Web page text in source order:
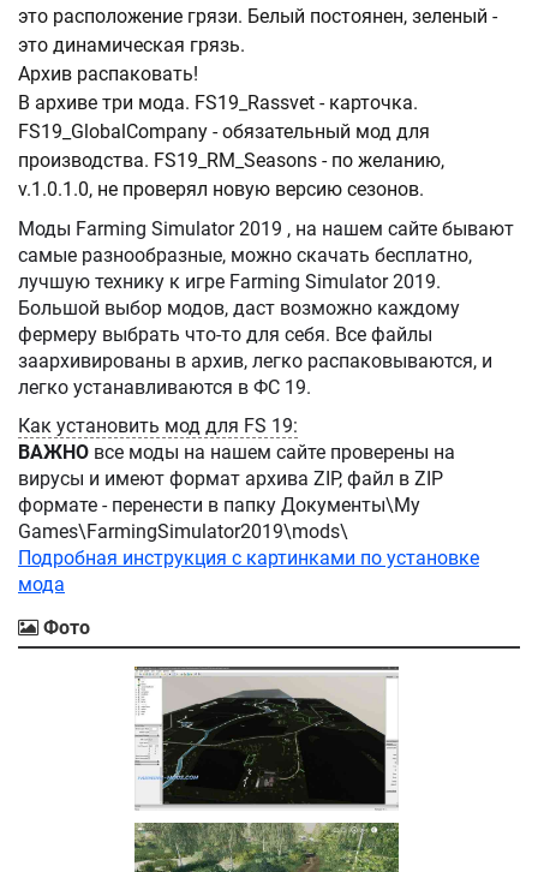
это расположение грязи. Белый постоянен, зеленый -
это динамическая грязь.
Архив распаковать!
В архиве три мода. FS19_Rassvet - карточка.
FS19_GlobalCompany - обязательный мод для
производства. FS19_RM_Seasons - по желанию,
v.1.0.1.0, не проверял новую версию сезонов.
Моды Farming Simulator 2019 , на нашем сайте бывают
самые разнообразные, можно скачать бесплатно,
лучшую технику к игре Farming Simulator 2019.
Большой выбор модов, даст возможно каждому
фермеру выбрать что-то для себя. Все файлы
заархивированы в архив, легко распаковываются, и
легко устанавливаются в ФС 19.
Как установить мод для FS 19:
ВАЖНО все моды на нашем сайте проверены на
вирусы и имеют формат архива ZIP, файл в ZIP
формате - перенести в папку Документы\My
Games\FarmingSimulator2019\mods\
Подробная инструкция с картинками по установке
мода
Фото